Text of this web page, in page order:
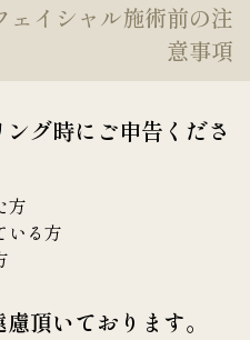
ェイシャル施術前の注
意事項
グ時にご申告くださ
方
いる方
頂いております。